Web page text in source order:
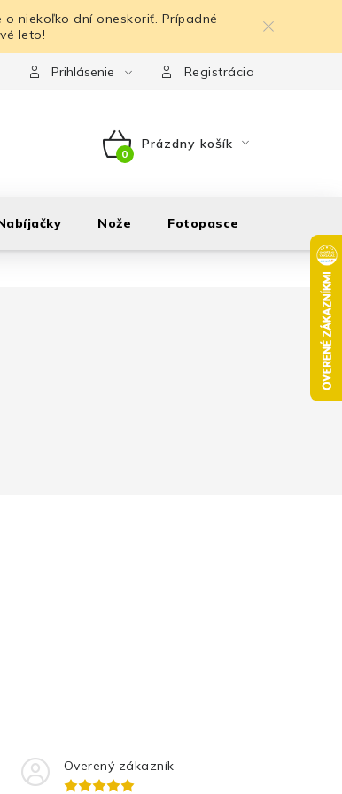
o niekoľko dní oneskoriť. Prípadné
leto!
Prihlásenie Registrácia
NÁKUPNÝ
Prázdny košík
Nože Fotopasce
Overený zákazník